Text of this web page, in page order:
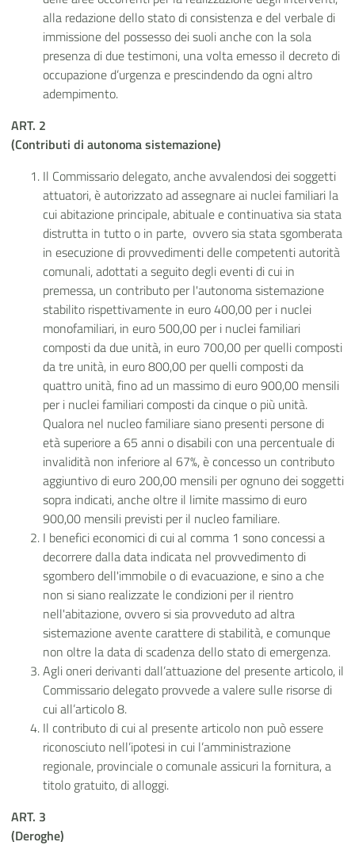
alla redazione dello stato di consistenza e del verbale di
immissione del possesso dei suoli anche con la sola
presenza di due testimoni, una volta emesso il decreto di
occupazione d’urgenza e prescindendo da ogni altro
adempimento.
ART. 2
(Contributi di autonoma sistemazione)
Il Commissario delegato, anche avvalendosi dei soggetti
attuatori, è autorizzato ad assegnare ai nuclei familiari la
cui abitazione principale, abituale e continuativa sia stata
distrutta in tutto o in parte, ovvero sia stata sgomberata
in esecuzione di provvedimenti delle competenti autorità
comunali, adottati a seguito degli eventi di cui in
premessa, un contributo per l'autonoma sistemazione
stabilito rispettivamente in euro 400,00 per i nuclei
monofamiliari, in euro 500,00 per i nuclei familiari
composti da due unità, in euro 700,00 per quelli composti
da tre unità, in euro 800,00 per quelli composti da
quattro unità, fino ad un massimo di euro 900,00 mensili
per i nuclei familiari composti da cinque o più unità.
Qualora nel nucleo familiare siano presenti persone di
età superiore a 65 anni o disabili con una percentuale di
invalidità non inferiore al 67%, è concesso un contributo
aggiuntivo di euro 200,00 mensili per ognuno dei soggetti
sopra indicati, anche oltre il limite massimo di euro
900,00 mensili previsti per il nucleo familiare.
I benefici economici di cui al comma 1 sono concessi a
decorrere dalla data indicata nel provvedimento di
sgombero dell'immobile o di evacuazione, e sino a che
non si siano realizzate le condizioni per il rientro
nell'abitazione, ovvero si sia provveduto ad altra
sistemazione avente carattere di stabilità, e comunque
non oltre la data di scadenza dello stato di emergenza.
Agli oneri derivanti dall’attuazione del presente articolo, il
Commissario delegato provvede a valere sulle risorse di
cui all’articolo 8.
Il contributo di cui al presente articolo non può essere
riconosciuto nell’ipotesi in cui l’amministrazione
regionale, provinciale o comunale assicuri la fornitura, a
titolo gratuito, di alloggi.
ART. 3
(Deroghe)